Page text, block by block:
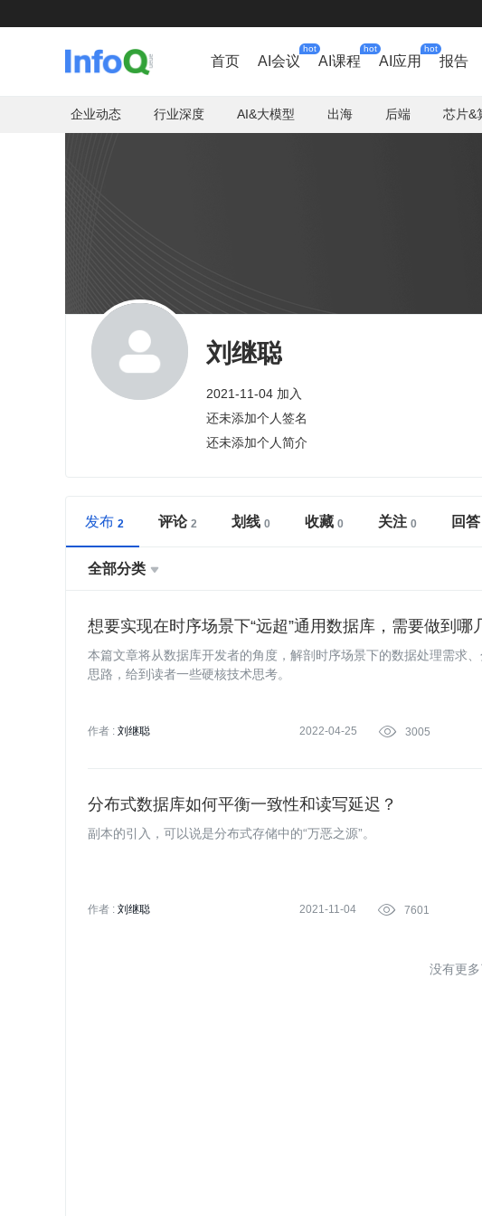
首页 AI会议
hot
AI课程
hot
AI应用
hot
报告
企业动态 行业深度 AI&大模型 出海 后端 芯片&
刘继聪
2021-11-04 加入
还未添加个人签名
还未添加个人简介
发布 评论 划线 收藏 关注 回答
全部分类 
想要实现在时序场景下“远超”通用数据库，需要做到哪
本篇文章将从数据库开发者的角度，解剖时序场景下的数据处理需求
思路，给到读者一些硬核技术思考。
作者 : 刘继聪 2022-04-25  3005
分布式数据库如何平衡一致性和读写延迟？
副本的引入，可以说是分布式存储中的“万恶之源”。
作者 : 刘继聪 2021-11-04  7601
没有更多